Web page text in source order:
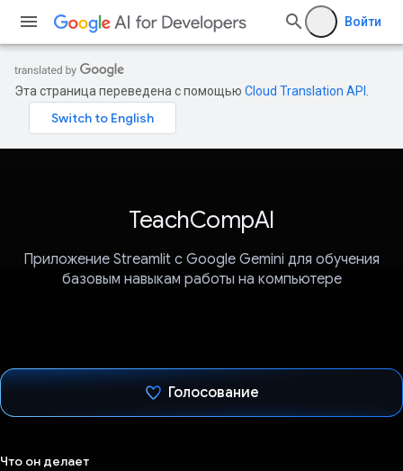
Войти
Эта страница переведена с помощью Cloud Translation API
TeachCompAI
Приложение Streamlit с Google Gemini для обучения
базовым навыкам работы на компьютере
Голосование
Что он делает